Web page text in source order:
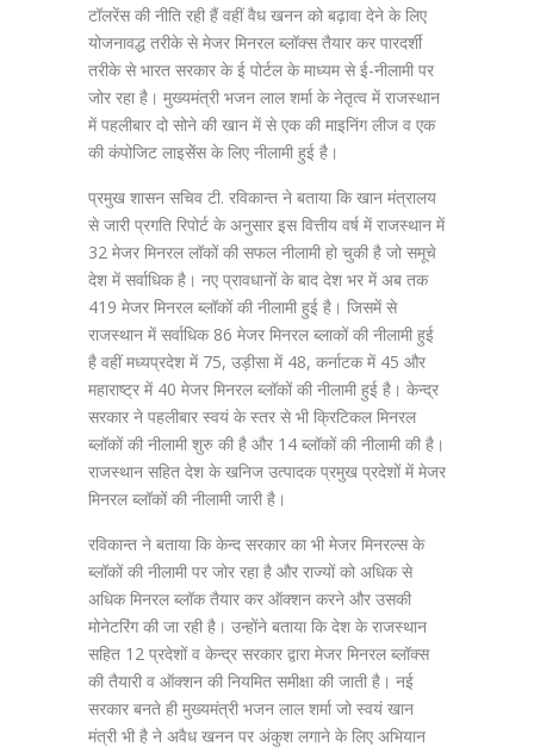
टॉलरेंस की नीति रही हैं वहीं वैध खनन को बढ़ावा देने के लिए
योजनावद्ध तरीके से मेजर मिनरल ब्लॉक्स तैयार कर पारदर्शी
तरीके से भारत सरकार के ई पोर्टल के माध्यम से ई-नीलामी पर
जोर रहा है। मुख्यमंत्री भजन लाल शर्मा के नेतृत्व में राजस्थान
में पहलीबार दो सोने की खान में से एक की माइनिंग लीज व एक
की कंपोजिट लाइसेेंस के लिए नीलामी हुई है।
प्रमुख शासन सचिव टी. रविकान्त ने बताया कि खान मंत्रालय
से जारी प्रगति रिपोर्ट के अनुसार इस वित्तीय वर्ष में राजस्थान में
32 मेजर मिनरल लॉकों की सफल नीलामी हो चुकी है जो समूचे
देश में सर्वाधिक है। नए प्रावधानों के बाद देश भर में अब तक
419 मेजर मिनरल ब्लॉकों की नीलामी हुई है। जिसमें से
राजस्थान में सर्वाधिक 86 मेजर मिनरल ब्लाकों की नीलामी हुई
है वहीं मध्यप्रदेश में 75, उड़ीसा में 48, कर्नाटक में 45 और
महाराष्ट्र में 40 मेजर मिनरल ब्लॉकों की नीलामी हुई है। केन्द्र
सरकार ने पहलीबार स्वयं के स्तर से भी क्रिटिकल मिनरल
ब्लॉकों की नीलामी शुरु की है और 14 ब्लॉकों की नीलामी की है।
राजस्थान सहित देश के खनिज उत्पादक प्रमुख प्रदेशों में मेजर
मिनरल ब्लॉकों की नीलामी जारी है।
रविकान्त ने बताया कि केन्द सरकार का भी मेजर मिनरल्स के
ब्लॉकों की नीलामी पर जोर रहा है और राज्यों को अधिक से
अधिक मिनरल ब्लॉक तैयार कर ऑक्शन करने और उसकी
मोनेटरिंग की जा रही है। उन्होंने बताया कि देश के राजस्थान
सहित 12 प्रदेशों व केन्द्र सरकार द्वारा मेजर मिनरल ब्लॉक्स
की तैयारी व ऑक्शन की नियमित समीक्षा की जाती है। नई
सरकार बनते ही मुख्यमंत्री भजन लाल शर्मा जो स्वयं खान
मंत्री भी है ने अवैध खनन पर अंकुश लगाने के लिए अभियान